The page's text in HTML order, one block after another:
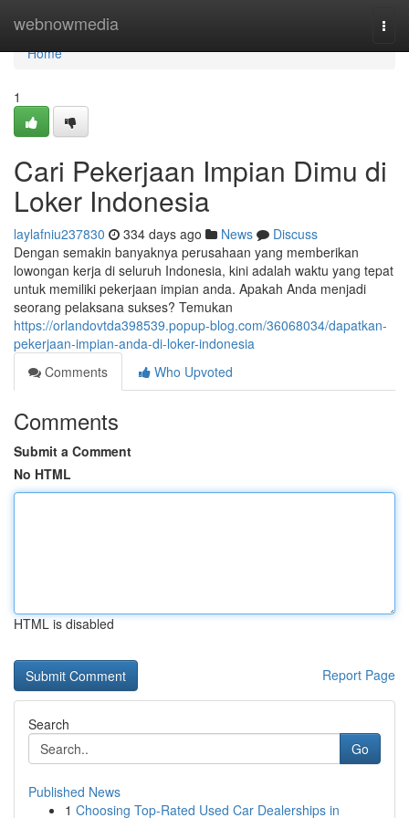
webnowmedia
Home
Home
1
Cari Pekerjaan Impian Dimu di
Loker Indonesia
laylafniu237830 334 days ago News
Discuss
Dengan semakin banyaknya perusahaan yang memberikan
lowongan kerja di seluruh Indonesia, kini adalah waktu yang tepat
untuk memiliki pekerjaan impian anda. Apakah Anda menjadi
seorang pelaksana sukses? Temukan
https://orlandovtda398539.popup-blog.com/36068034/dapatkan-
pekerjaan-impian-anda-di-loker-indonesia
Comments
Who Upvoted
Comments
Submit a Comment
No HTML
HTML is disabled
Report Page
Search
Go
Published News
1 Choosing Top-Rated Used Car Dealerships in